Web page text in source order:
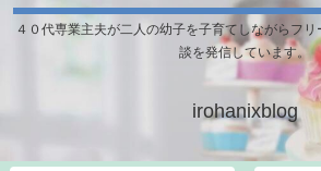
４０代専業主夫が二人の幼子を子育てしながらフ
談を発信しています。
irohanixblog